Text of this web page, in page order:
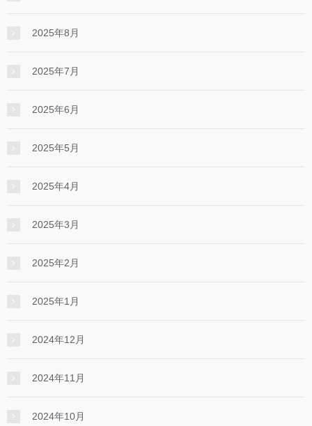
2025年8月
2025年7月
2025年6月
2025年5月
2025年4月
2025年3月
2025年2月
2025年1月
2024年12月
2024年11月
2024年10月